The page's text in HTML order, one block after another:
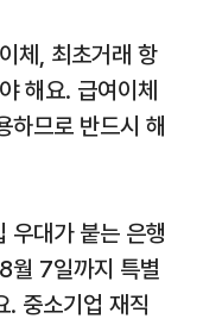
체, 최초거래 항
해요. 급여이체
하므로 반드시 해
우대가 붙는 은행
월 7일까지 특별
중소기업 재직